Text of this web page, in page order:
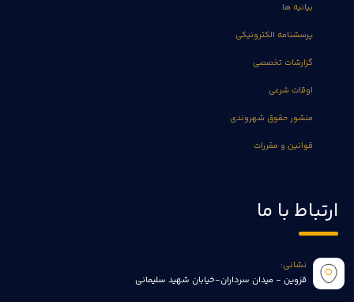
بیانیه ها
پرسشنامه الکترونیکی
گزارشات تخصصی
اوقات شرعی
منشور حقوق شهروندی
قوانین و مقررات
ارتباط با ما
نشانی:
قزوین - میدان سرداران-خیابان شهید سلیمانی